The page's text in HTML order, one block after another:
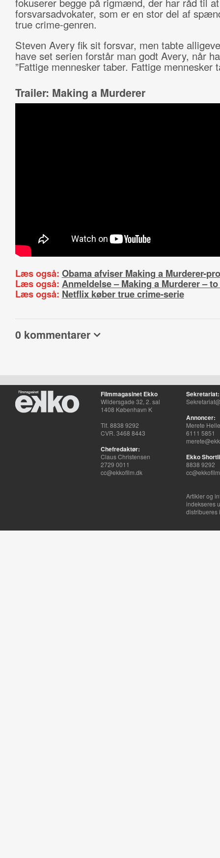
forsvarsadvokater, som er en stor del af
true crime-genren.
Steven Avery fik sit forsvar, men tabte
have set serien forstår man godt Avery, når
”Fattige mennesker taber. Fattige mennesker
Trailer: Making a Murderer
Læs også: Obama afviser Making a Murderer-
Læs også: Anmeldelse – Making a Murderer –
Læs også: Netflix køber true crime-serie
0 kommentarer
Filmmagasinet Ekko
Wildersgade 32, 2. sal
1408 København K
Tlf. 8838 9292
CVR. 3468 8443
Chefredaktør:
Claus Christensen
2729 0011
cc@ekkofilm.dk
Sekretariat:
Annoncer:
Merete
6111 5851
Ekko
8838 9292
Artikler og
indekseres
distribueres